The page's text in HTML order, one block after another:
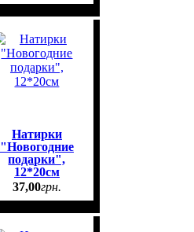
Натирки
"Новогодние
подарки",
12*20см
37,00грн.